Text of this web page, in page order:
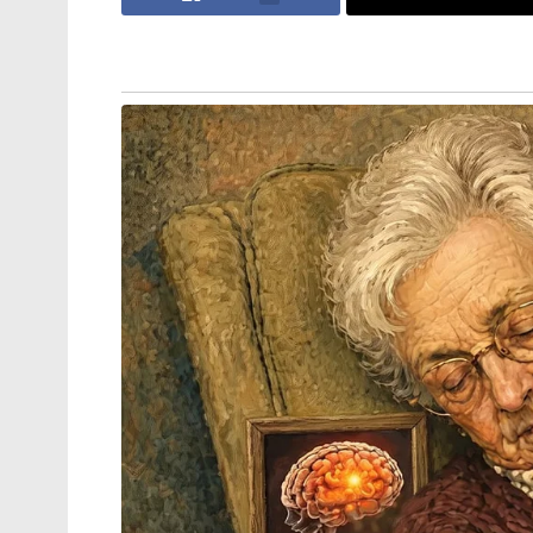
എക്രം ഇമാമോഗ്ലു ഒരു രാഷ്ട്രീയക്കാരൻ
പരമ്പരാഗത ബിസിനസ് കുടുംബമാണ്
ബന്ധമുള്ള നൂറോളംപേരെയാണ് അഴിമതി
തുർക്കിയിലും ഇറാഖിലും
സഹായിച്ചു എന്ന ആരോപണവും ഇമാമോഗ്ലു
മാർച്ച് 19നാണ് ഇമാമോഗ്ലുവിനെ അറസ്റ്റ്
റദ്ദാക്കിക്കൊണ്ട് ഇസ്താബുൾ
മത്സരിക്കണമെങ്കിൽ യൂണിവേഴ്സിറ്റി
സാഹചര്യത്തിൽ ഇമാമോഗ്ലുവിനെ അടുത്ത
നിർത്താനാണ് എർദോഗാൻറെ ശ്രമം.
തുർക്കിയെ മതേതര രാജ്യമായി നയിച്ച
പിൻപറ്റുന്ന ആളാണ് ഇമാമോഗ്ലു .